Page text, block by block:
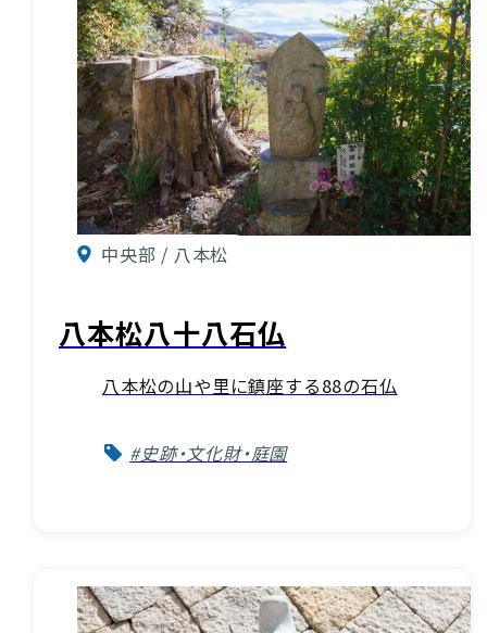
中央部 / 八本松
八本松八十八石仏
八本松の山や里に鎮座する88の石仏
#史跡・文化財・庭園